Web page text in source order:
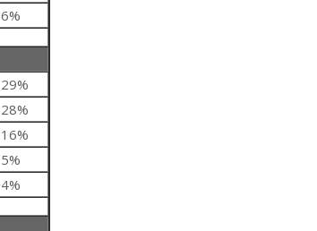
6%
29%
28%
16%
5%
4%